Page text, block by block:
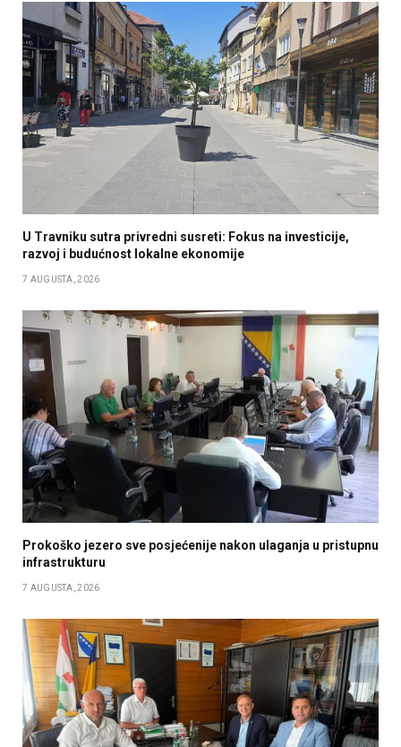
U Travniku sutra privredni susreti: Fokus na investicije,
razvoj i budućnost lokalne ekonomije
7 AUGUSTA, 2026
Prokoško jezero sve posjećenije nakon ulaganja u pristupnu
infrastrukturu
7 AUGUSTA, 2026